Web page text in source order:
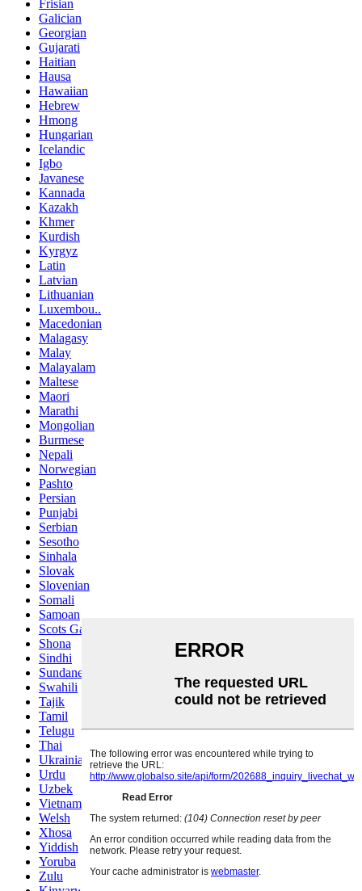
Frisian
Galician
Georgian
Gujarati
Haitian
Hausa
Hawaiian
Hebrew
Hmong
Hungarian
Icelandic
Igbo
Javanese
Kannada
Kazakh
Khmer
Kurdish
Kyrgyz
Latin
Latvian
Lithuanian
Luxembou..
Macedonian
Malagasy
Malay
Malayalam
Maltese
Maori
Marathi
Mongolian
Burmese
Nepali
Norwegian
Pashto
Persian
Punjabi
Serbian
Sesotho
Sinhala
Slovak
Slovenian
Somali
Samoan
Scots Gaelic
Shona
Sindhi
Sundanese
Swahili
Tajik
Tamil
Telugu
Thai
Ukrainian
Urdu
Uzbek
Vietnamese
Welsh
Xhosa
Yiddish
Yoruba
Zulu